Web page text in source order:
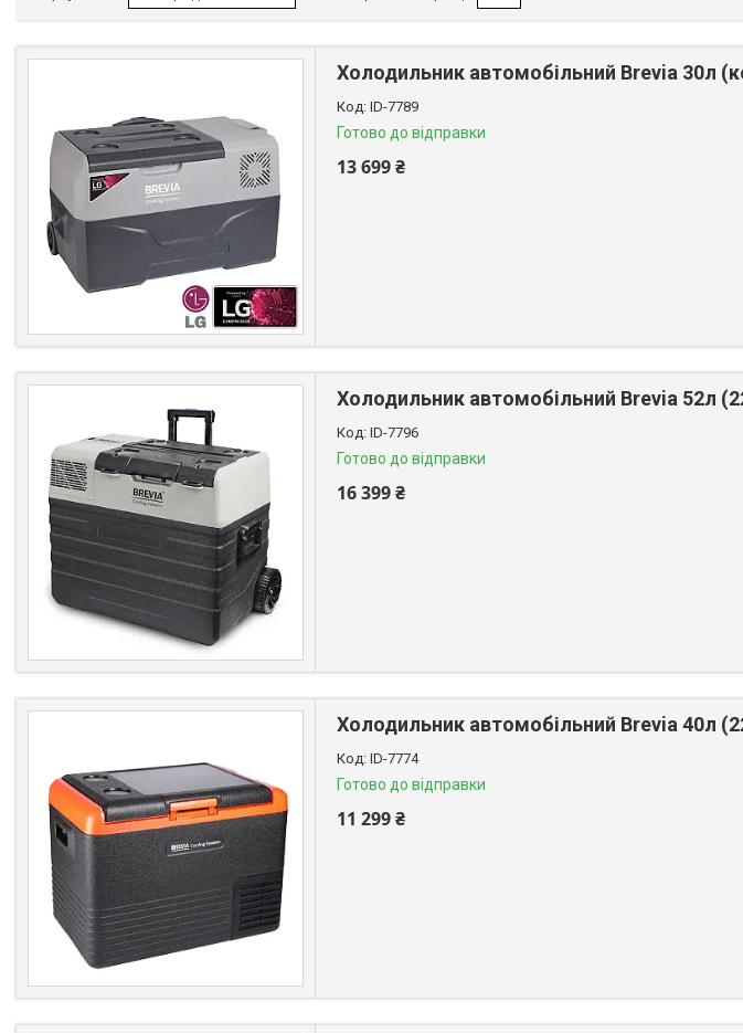
Холодильник автомобільний Brevia 30л
ID-7789
Готово до відправки
13 699 ₴
Холодильник автомобільний Brevia 52л
ID-7796
Готово до відправки
16 399 ₴
Холодильник автомобільний Brevia 40л
ID-7774
Готово до відправки
11 299 ₴